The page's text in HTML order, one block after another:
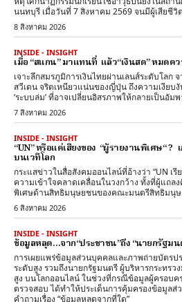
นนทบุรี เมื่อวันที่ 7 สิงห
8 สิงหาคม 2026
INSIDE - INSIGHT
เมื่อ “สแกน” มาแทนที่ แล้ว“เงินสด” หมดค
เจาะลึกสมรภูมิการเงินไทยผ่านเลนส์ระดับโลก
สวีเดน จริตเหนียวแน่นของญี่ปุ่น ถึงความเงียบ
‘ระบบล่ม’ ที่อาจเปลี่ยนอิสรภาพให้กลายเป็นอัม
7 สิงหาคม 2026
INSIDE - INSIGHT
“UN” หรือแค่เสียงของ “ผู้รายงานพิเศษ“
บนเวทีโลก
กระแสข่าวในสื่อสังคมออนไลน์ที่อ้างว่า “UN เ
ความเข้าใจคลาดเคลื่อนในวงกว้าง ทั้งที่ผู้แถล
พิเศษด้านสิทธิมนุษยชนของคณะมนตรีสิทธิมนุ
6 สิงหาคม 2026
INSIDE - INSIGHT
ข้อมูลหลุด…จาก“ประชาชน”ถึง “นายกรัฐมน
การเผยแพร่ข้อมูลส่วนบุคคลและภาพถ่ายบัตร
ระดับสูง รวมถึงนายกรัฐมนตรี ผู้บริหารกระทร
สูง บนโลกออนไลน์ ในช่วงที่กรณีข้อมูลผู้ครอบค
ตรวจสอบ ได้ทำให้ประเด็นการคุ้มครองข้อมูล
คำถามเรื่อง “ข้อมูลหลุดจากที่ใด”